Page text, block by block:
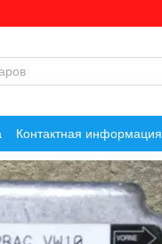
Контактная информация